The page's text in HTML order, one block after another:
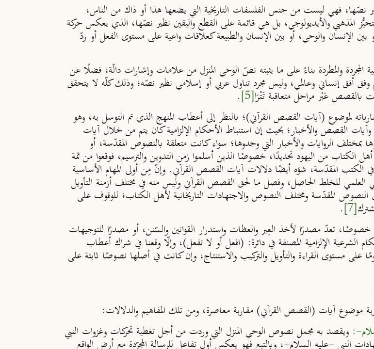
نصّها، فهي ليست من جنس الفلسفات التاريخية التي يضعها هذا أو ذاك من الناس،
المذهبي والأيديولوجي، بل هي قائمة على القطع واليقين نظير نصّها، الذي يعكس حركة
أو بين الإنسان والوحي، أو بين الإنسان والطبيعة كعلاقات واعية على مستوى الفعل أو ردّ
المجردة والمطردة بناءً على ما يثبته نصّ الوحي المنزل من علامات وإشارات دالّة، فضلًا عن
يتم وفق أفق إنساني وعالمي، وليس مجرد تناول عربي أو إسلامي نظير نصّه؛ وذلك كلّه لا يتحقق
بالقصص عَبْر مراحل متعاقبة تَتْرَا[5]
.
لموضوع (آيات القصص القرآني)؛ بالنظر إلى أعطاب المنهج الذي تم التوسل به، وهو
القصص والأخبار؛ بحيث إن استنباط الأحكام الإلزامية كان يتم من خلال آيات
الروايات والأخبار التي وجدوها؛ سواء كانت متعلقة بالنصوص المقدّسة، أو
الكتاب من اليهود تحديدًا، خصوصًا الذين أسلموا زمن التدوين والترسيم، فوقعوا من ثمة
المقدّسة، شوّه أيضًا دلالات آيات القصص القرآني. وإنّ مِن أولى المهام الأساسية
للخلط الحاصل، وفصل ما لحق القصص القرآني وليس منه في مختلف أزمنة التأويل
النصوص المقدّسة ومختلف النصوص والاجتهادات التاريخانية لأهل الكتاب؛ للوقوف على
[7]
.
تعدّ مصدرًا لأخذ العِبر والعظات واستدرار القوانين والسّنن، أو مصدرًا للتوجيهات
الشرعية الإلزامية المصنفة في دائرة: (افعل أو لا تفعل)، وإلّا وقعنا في شراك أعطاب
على مستوى القراءة والتأويل والتركيب والاستنتاج، وإن كانت في أصلها نصوصًا ثابتة على
آيات (القصص القرآني) مقاربة معاصرة، ومن تلك المفاهيم والدلالات:
ويقصد به مجمل نصوص الوحي المنزل التي وردت من أجل تغطية تحركات وغزوات النبي
-عليه السلام-، وبالتبع فهو يعكس أول تفاعل للرسالة المجرّدة مع أرض الواقع